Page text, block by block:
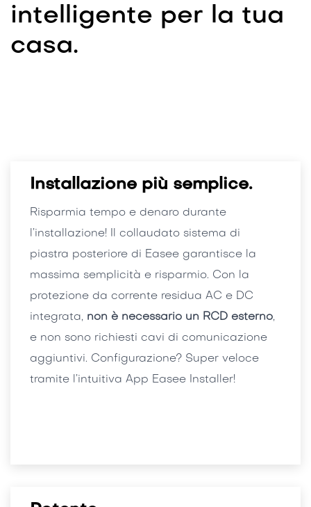
intelligente per la tua
casa.
Installazione più semplice.
Risparmia tempo e denaro durante
l’installazione! Il collaudato sistema di
piastra posteriore di Easee garantisce la
massima semplicità e risparmio. Con la
protezione da corrente residua AC e DC
integrata, non è necessario un RCD esterno,
e non sono richiesti cavi di comunicazione
aggiuntivi. Configurazione? Super veloce
tramite l’intuitiva App Easee Installer!